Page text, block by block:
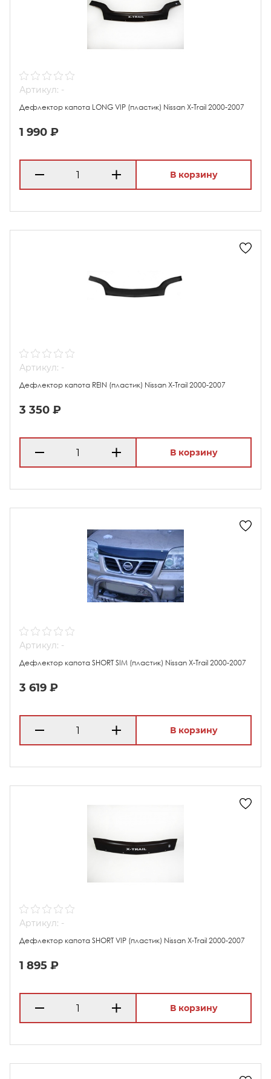
Артикул: -
Дефлектор капота LONG VIP (пластик) Nissan X-Trail 2000-2007
1 990 ₽
В корзину
Артикул: -
Дефлектор капота REIN (пластик) Nissan X-Trail 2000-2007
3 350 ₽
В корзину
Артикул: -
Дефлектор капота SHORT SIM (пластик) Nissan X-Trail 2000-2007
3 619 ₽
В корзину
Артикул: -
Дефлектор капота SHORT VIP (пластик) Nissan X-Trail 2000-2007
1 895 ₽
В корзину